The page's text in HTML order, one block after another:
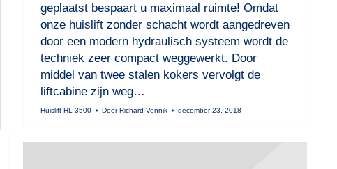
geplaatst bespaart u maximaal ruimte! Omdat
onze huislift zonder schacht wordt aangedreven
door een modern hydraulisch systeem wordt de
techniek zeer compact weggewerkt. Door
middel van twee stalen kokers vervolgt de
liftcabine zijn weg…
Huislift HL-3500 DoorRichard Vennik december 23, 2018